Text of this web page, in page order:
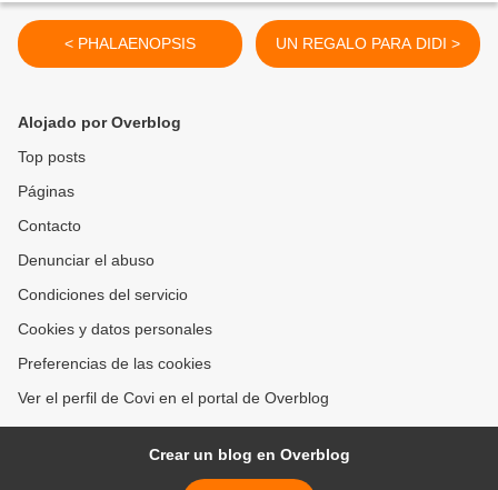
< PHALAENOPSIS UN REGALO PARA DIDI >
Alojado por Overblog
Top posts
Páginas
Contacto
Denunciar el abuso
Condiciones del servicio
Cookies y datos personales
Preferencias de las cookies
Ver el perfil de Covi en el portal de Overblog
Crear un blog en Overblog